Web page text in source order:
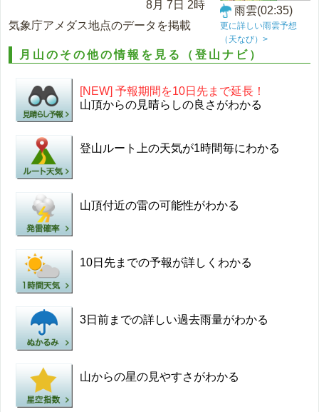
8月 7日 2時
気象庁アメダス地点のデータを掲載
雨雲(02:35)
更に詳しい雨雲予想
（天なび）>
月山のその他の情報を見る（登山ナビ）
[NEW] 予報期間を10日先まで延長！
山頂からの見晴らしの良さがわかる
登山ルート上の天気が1時間毎にわかる
山頂付近の雷の可能性がわかる
10日先までの予報が詳しくわかる
3日前までの詳しい過去雨量がわかる
山からの星の見やすさがわかる